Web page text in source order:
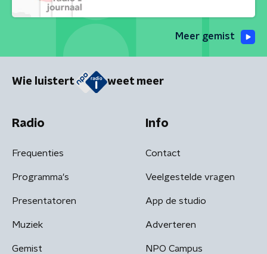
Meer gemist
Wie luistert weet meer
Radio
Frequenties
Programma's
Presentatoren
Muziek
Gemist
Info
Contact
Veelgestelde vragen
App de studio
Adverteren
NPO Campus